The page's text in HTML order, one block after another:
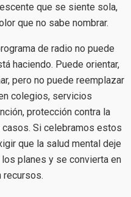
que se siente sola,
que no sabe nombrar.
de radio no puede
haciendo. Puede orientar,
pero no puede reemplazar
colegios, servicios
protección contra la
Si celebramos estos
que la salud mental deje
planes y se convierta en
recursos.